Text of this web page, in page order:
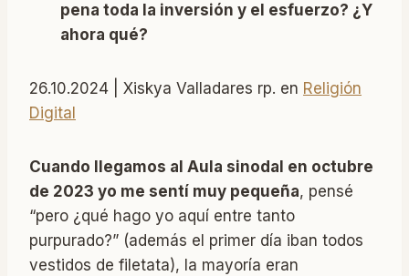
pena toda la inversión y el esfuerzo? ¿Y
ahora qué?
26.10.2024 | Xiskya Valladares rp. en Religión
Digital
Cuando llegamos al Aula sinodal en octubre
de 2023 yo me sentí muy pequeña, pensé
“pero ¿qué hago yo aquí entre tanto
purpurado?” (además el primer día iban todos
vestidos de filetata), la mayoría eran